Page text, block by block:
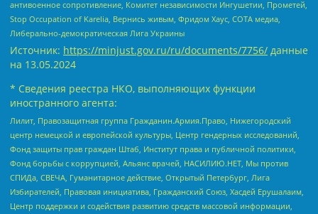
антивоенное сопротивление, Комитет независимости Ингушетии, Прометей,
Stop Occupation of Karelia, Вернись живым, Фридом Хаус, СОТА медиа,
Либерально-демократическая Лига Украины
Источник: https://minjust.gov.ru/ru/documents/7756/ данные
на 13.05.2024
* Сведения реестра НКО, выполняющих функции
иностранного агента:
Лилит, Правозащитная группа Гражданин.Армия.Право, Нижегородский
центр немецкой и европейской культуры, Центр гендерных исследований,
Фонд защиты прав граждан Штаб, Институт права и публичной политики,
Фонд борьбы с коррупцией, Альянс врачей, НАСИЛИЮ.НЕТ, Мы против
СПИДа, СВЕЧА, Гуманитарное действие, Открытый Петербург, Лига
Избирателей, Правовая инициатива, Гражданский Союз, Хасдей Ерушалаим,
Центр поддержки и содействия развитию средств массовой информации,